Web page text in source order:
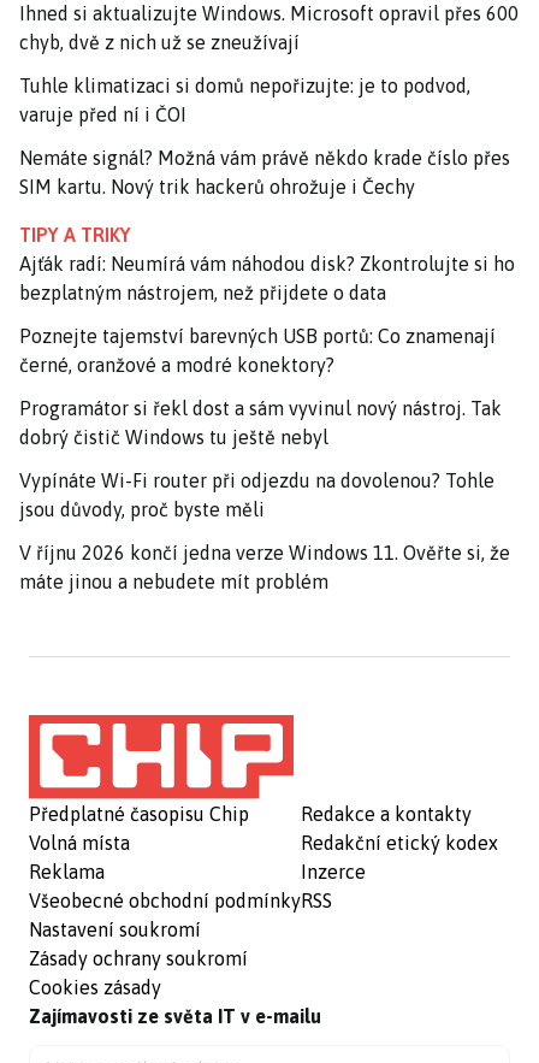
Ihned si aktualizujte Windows. Microsoft opravil přes 600
chyb, dvě z nich už se zneužívají
Tuhle klimatizaci si domů nepořizujte: je to podvod,
varuje před ní i ČOI
Nemáte signál? Možná vám právě někdo krade číslo přes
SIM kartu. Nový trik hackerů ohrožuje i Čechy
TIPY A TRIKY
Ajťák radí: Neumírá vám náhodou disk? Zkontrolujte si ho
bezplatným nástrojem, než přijdete o data
Poznejte tajemství barevných USB portů: Co znamenají
černé, oranžové a modré konektory?
Programátor si řekl dost a sám vyvinul nový nástroj. Tak
dobrý čistič Windows tu ještě nebyl
Vypínáte Wi-Fi router při odjezdu na dovolenou? Tohle
jsou důvody, proč byste měli
V říjnu 2026 končí jedna verze Windows 11. Ověřte si, že
máte jinou a nebudete mít problém
Předplatné časopisu Chip
Volná místa
Reklama
Všeobecné obchodní podmínky
Nastavení soukromí
Zásady ochrany soukromí
Cookies zásady
Redakce a kontakty
Redakční etický kodex
Inzerce
RSS
Zajímavosti ze světa IT v e-mailu